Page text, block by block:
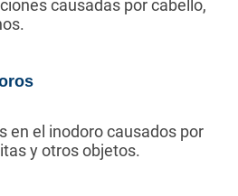
causadas por cabello,
en el inodoro causados por
y otros objetos.